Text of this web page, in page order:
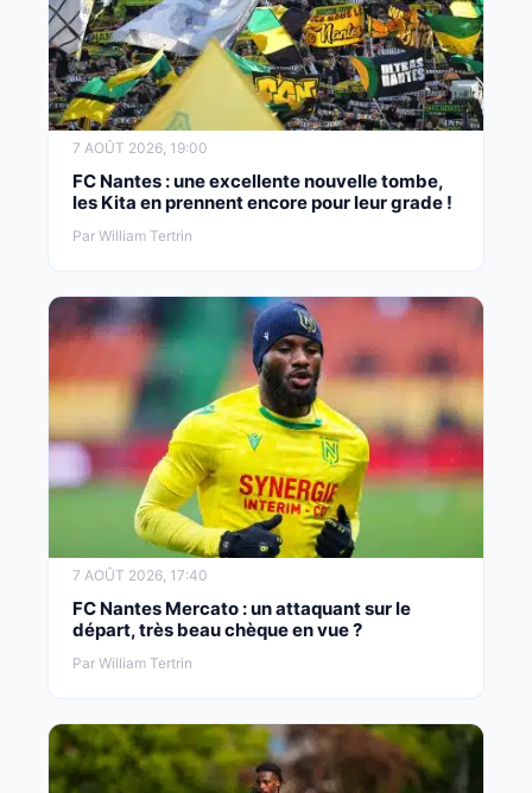
7 AOÛT 2026, 19:00
FC Nantes : une excellente nouvelle tombe,
les Kita en prennent encore pour leur grade !
Par William Tertrin
7 AOÛT 2026, 17:40
FC Nantes Mercato : un attaquant sur le
départ, très beau chèque en vue ?
Par William Tertrin